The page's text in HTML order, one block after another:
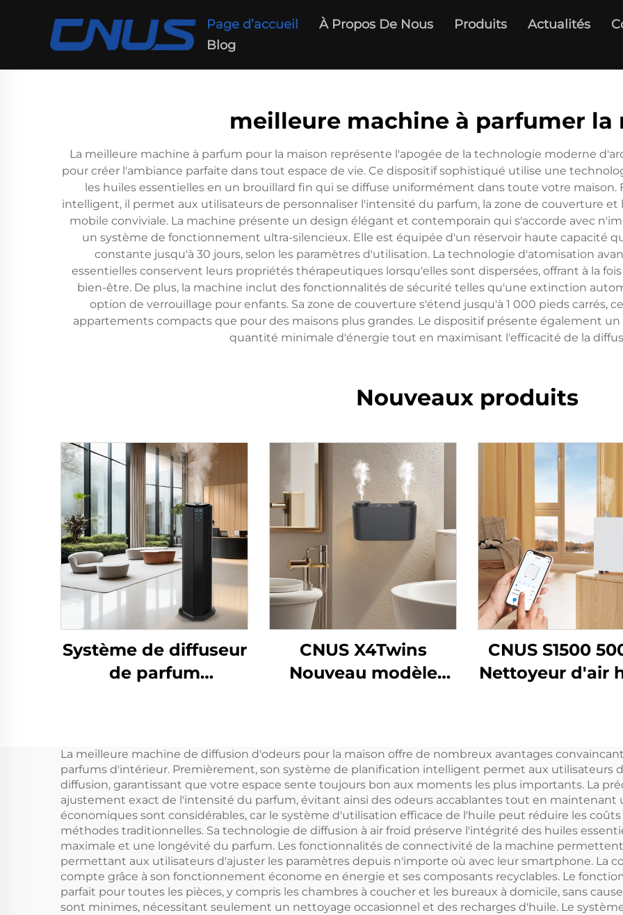
Page d’accueil À Propos De Nous Produits Actualités
Blog
meilleure machine à parfumer la
La meilleure machine à parfum pour la maison représente l'apogée de la technologie moderne
pour créer l'ambiance parfaite dans tout espace de vie. Ce dispositif sophistiqué utilise une
les huiles essentielles en un brouillard fin qui se diffuse uniformément dans toute votre
intelligent, il permet aux utilisateurs de personnaliser l'intensité du parfum, la zone de couverture et
mobile conviviale. La machine présente un design élégant et contemporain qui s'accorde avec
un système de fonctionnement ultra-silencieux. Elle est équipée d'un réservoir haute capacité
constante jusqu'à 30 jours, selon les paramètres d'utilisation. La technologie d'atomisation
essentielles conservent leurs propriétés thérapeutiques lorsqu'elles sont dispersées, offrant à la
bien-être. De plus, la machine inclut des fonctionnalités de sécurité telles qu'une extinction
option de verrouillage pour enfants. Sa zone de couverture s'étend jusqu'à 1 000 pieds carrés,
appartements compacts que pour des maisons plus grandes. Le dispositif présente également
quantité minimale d'énergie tout en maximisant l'efficacité de la
Nouveaux produits
Système de diffuseur
de parfum
commerciale CNUS
S3000TF
CNUS X4Twins
Nouveau modèle
gros pour magasin
Bureau
CNUS S1500
Nettoyeur d'air
essentielles
Rafraîchisseur
Machine de
d'air
La meilleure machine de diffusion d'odeurs pour la maison offre de nombreux avantages
parfums d'intérieur. Premièrement, son système de planification intelligent permet aux utilisateurs
diffusion, garantissant que votre espace sente toujours bon aux moments les plus importants. La
ajustement exact de l'intensité du parfum, évitant ainsi des odeurs accablantes tout en maintenant
économiques sont considérables, car le système d'utilisation efficace de l'huile peut réduire les
méthodes traditionnelles. Sa technologie de diffusion à air froid préserve l'intégrité des huiles
maximale et une longévité du parfum. Les fonctionnalités de connectivité de la machine
permettant aux utilisateurs d'ajuster les paramètres depuis n'importe où avec leur smartphone. La
compte grâce à son fonctionnement économe en énergie et ses composants recyclables. Le
parfait pour toutes les pièces, y compris les chambres à coucher et les bureaux à domicile, sans
sont minimes, nécessitant seulement un nettoyage occasionnel et des recharges d'huile. Le